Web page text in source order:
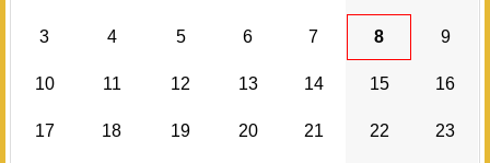
3 4 5 6 7 8 9
10 11 12 13 14 15 16
17 18 19 20 21 22 23